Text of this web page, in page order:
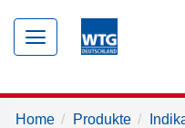
Toggle
navigation
Home Produkte